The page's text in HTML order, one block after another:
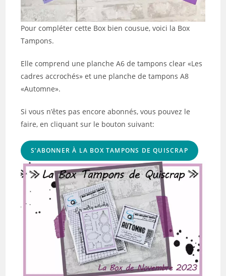
Pour compléter cette Box bien cousue, voici la Box
Tampons.
Elle comprend une planche A6 de tampons clear «Les
cadres accrochés» et une planche de tampons A8
«Automne».
Si vous n’êtes pas encore abonnés, vous pouvez le
faire, en cliquant sur le bouton suivant:
S’ABONNER À LA BOX TAMPONS DE QUISCRAP